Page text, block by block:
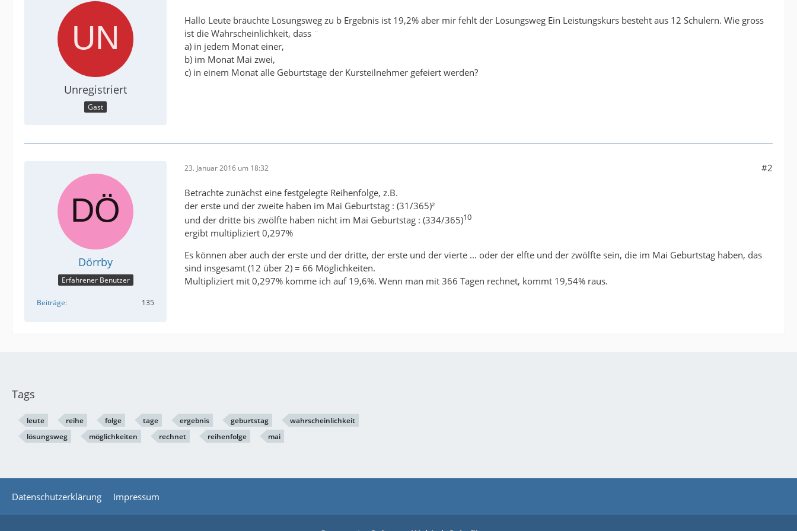
Unregistriert
Gast
Hallo Leute bräuchte Lösungsweg zu b Ergebnis ist 19,2% aber mir fehlt der Lösungsweg Ein Leistungskurs besteht aus 12 Schulern. Wie gross
ist die Wahrscheinlichkeit, dass ¨
a) in jedem Monat einer,
b) im Monat Mai zwei,
c) in einem Monat alle Geburtstage der Kursteilnehmer gefeiert werden?
Dörrby
Erfahrener Benutzer
Beiträge 135
23. Januar 2016 um 18:32 #2
Betrachte zunächst eine festgelegte Reihenfolge, z.B.
der erste und der zweite haben im Mai Geburtstag : (31/365)²
und der dritte bis zwölfte haben nicht im Mai Geburtstag : (334/365)10
ergibt multipliziert 0,297%
Es können aber auch der erste und der dritte, der erste und der vierte ... oder der elfte und der zwölfte sein, die im Mai Geburtstag haben, das
sind insgesamt (12 über 2) = 66 Möglichkeiten.
Multipliziert mit 0,297% komme ich auf 19,6%. Wenn man mit 366 Tagen rechnet, kommt 19,54% raus.
Tags
leute reihe folge tage ergebnis geburtstag
wahrscheinlichkeit
lösungsweg
möglichkeiten rechnet reihenfolge mai
Datenschutzerklärung Impressum